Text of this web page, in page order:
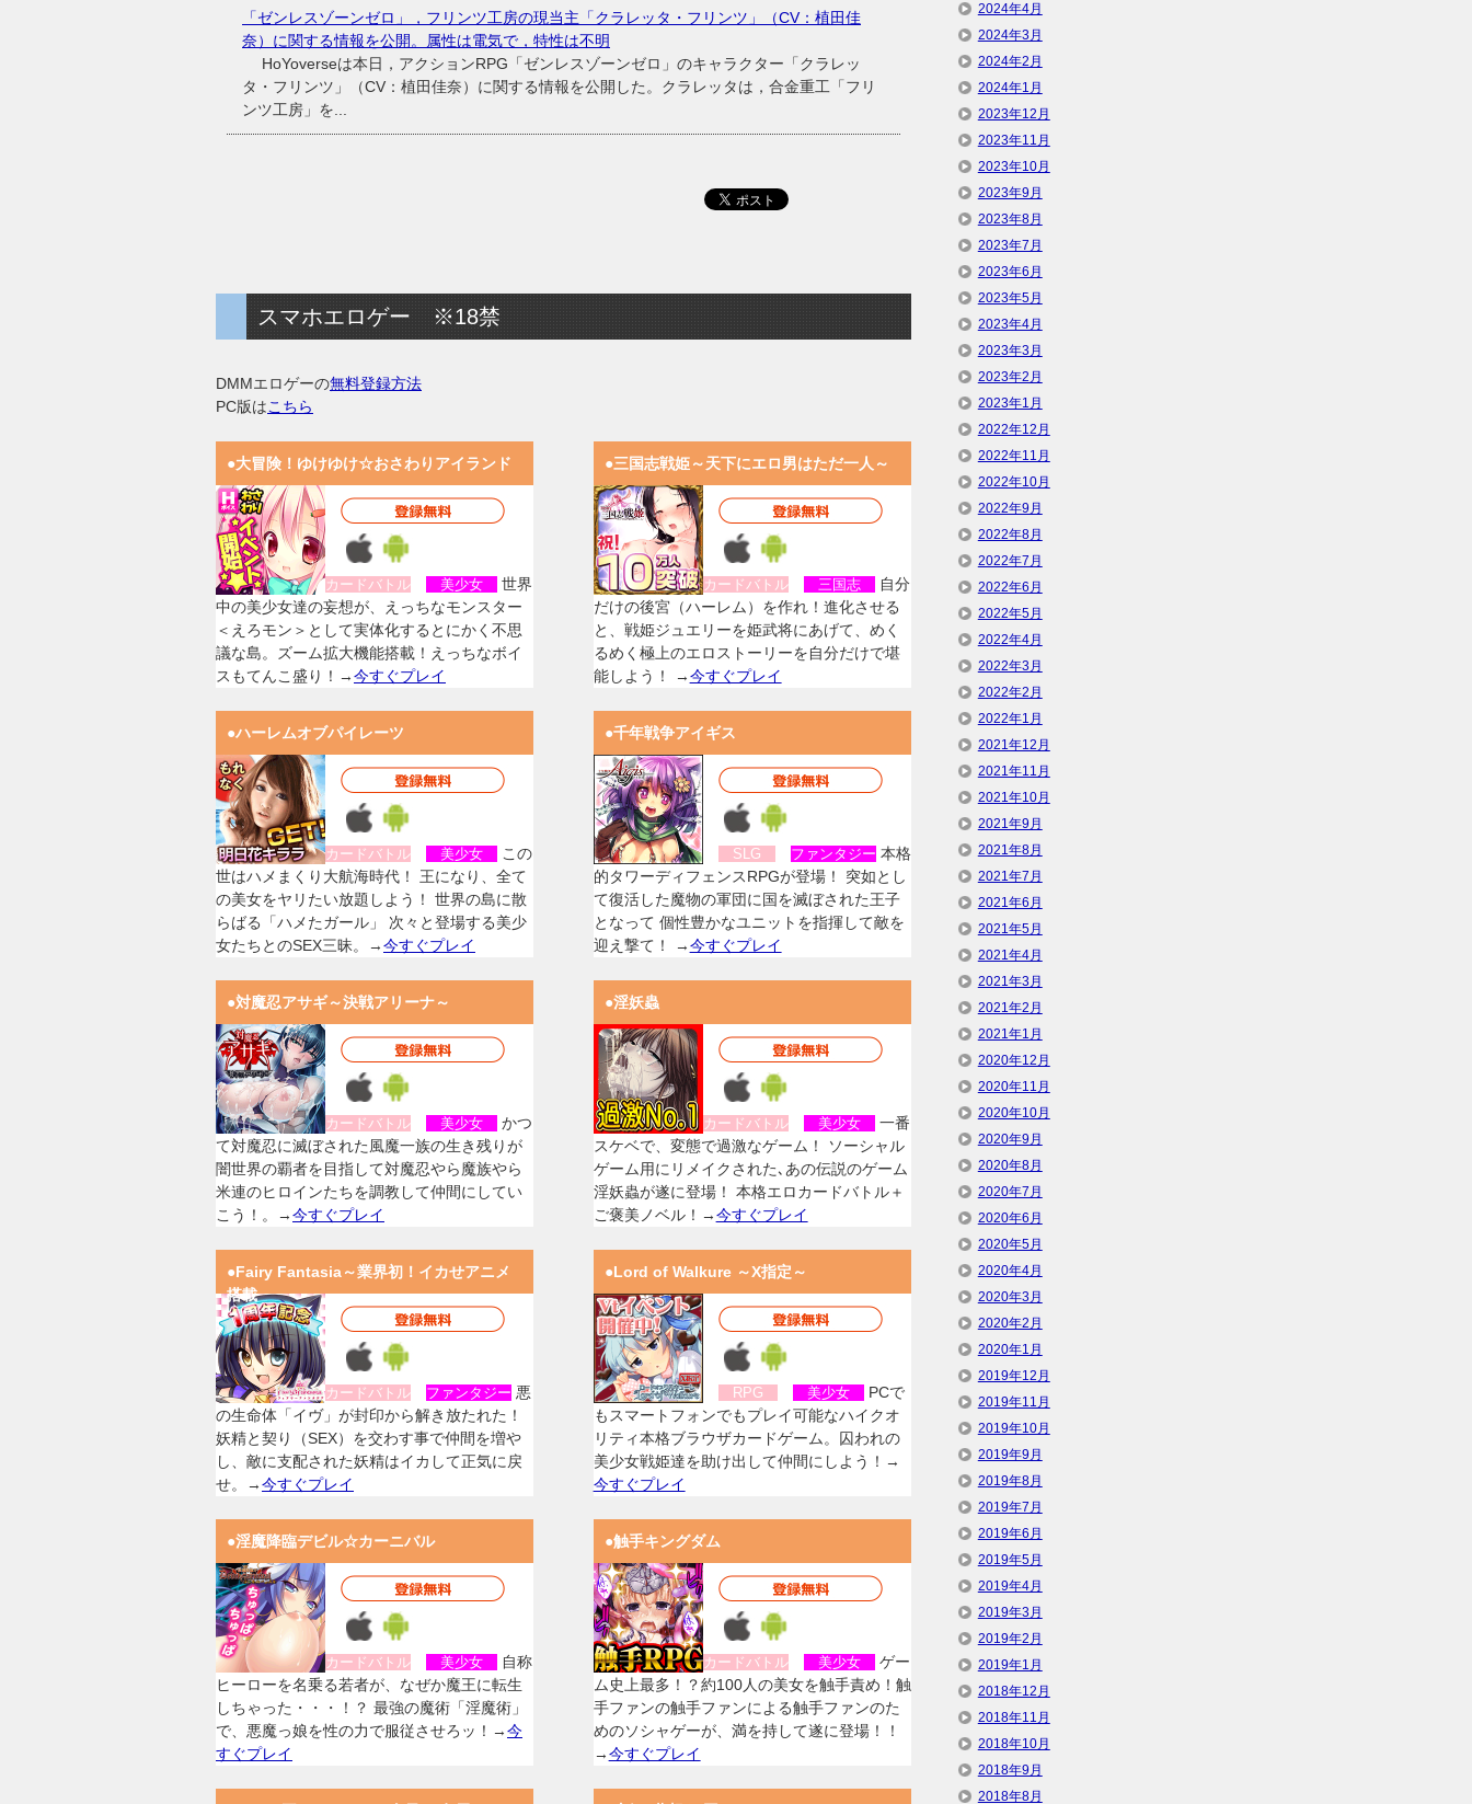
「ゼンレスゾーンゼロ」，フリンツ工房の現当主「クラレッタ・フリンツ」（CV：植田佳
奈）に関する情報を公開。属性は電気で，特性は不明
HoYoverseは本日，アクションRPG「ゼンレスゾーンゼロ」のキャラクター「クラレッ
タ・フリンツ」（CV：植田佳奈）に関する情報を公開した。クラレッタは，合金重工「フリ
ンツ工房」を...
スマホエロゲー ※18禁
DMMエロゲーの無料登録方法
PC版はこちら
●大冒険！ゆけゆけ☆おさわりアイランド
カードバトル 美少女
世界
中の美少女達の妄想が、えっちなモンスター
＜えろモン＞として実体化するとにかく不思
議な島。ズーム拡大機能搭載！えっちなボイ
スもてんこ盛り！→今すぐプレイ
●三国志戦姫～天下にエロ男はただ一人～
カードバトル 三国志
自分
だけの後宮（ハーレム）を作れ！進化させる
と、戦姫ジュエリーを姫武将にあげて、めく
るめく極上のエロストーリーを自分だけで堪
能しよう！ →今すぐプレイ
●ハーレムオブパイレーツ
カードバトル 美少女
この
世はハメまくり大航海時代！ 王になり、全て
の美女をヤリたい放題しよう！ 世界の島に散
らばる「ハメたガール」 次々と登場する美少
女たちとのSEX三昧。→今すぐプレイ
●千年戦争アイギス
SLG ファンタジー 本格
的タワーディフェンスRPGが登場！ 突如とし
て復活した魔物の軍団に国を滅ぼされた王子
となって 個性豊かなユニットを指揮して敵を
迎え撃て！ →今すぐプレイ
●対魔忍アサギ～決戦アリーナ～
カードバトル 美少女
かつ
て対魔忍に滅ぼされた風魔一族の生き残りが
闇世界の覇者を目指して対魔忍やら魔族やら
米連のヒロインたちを調教して仲間にしてい
こう！。→今すぐプレイ
●淫妖蟲
カードバトル 美少女
一番
スケベで、変態で過激なゲーム！ ソーシャル
ゲーム用にリメイクされた､あの伝説のゲーム
淫妖蟲が遂に登場！ 本格エロカードバトル＋
ご褒美ノベル！→今すぐプレイ
●Fairy Fantasia～業界初！イカせアニメ
搭載
カードバトル ファンタジー 悪
の生命体「イヴ」が封印から解き放たれた！
妖精と契り（SEX）を交わす事で仲間を増や
し、敵に支配された妖精はイカして正気に戻
せ。→今すぐプレイ
●Lord of Walkure ～X指定～
RPG 美少女
PCで
もスマートフォンでもプレイ可能なハイクオ
リティ本格ブラウザカードゲーム。囚われの
美少女戦姫達を助け出して仲間にしよう！→
今すぐプレイ
●淫魔降臨デビル☆カーニバル
カードバトル 美少女
自称
ヒーローを名乗る若者が、なぜか魔王に転生
しちゃった・・・！？ 最強の魔術「淫魔術」
で、悪魔っ娘を性の力で服従させろッ！→今
すぐプレイ
●触手キングダム
カードバトル 美少女
ゲー
ム史上最多！？約100人の美女を触手責め！触
手ファンの触手ファンによる触手ファンのた
めのソシャゲーが、満を持して遂に登場！！
→今すぐプレイ
2024年4月
2024年3月
2024年2月
2024年1月
2023年12月
2023年11月
2023年10月
2023年9月
2023年8月
2023年7月
2023年6月
2023年5月
2023年4月
2023年3月
2023年2月
2023年1月
2022年12月
2022年11月
2022年10月
2022年9月
2022年8月
2022年7月
2022年6月
2022年5月
2022年4月
2022年3月
2022年2月
2022年1月
2021年12月
2021年11月
2021年10月
2021年9月
2021年8月
2021年7月
2021年6月
2021年5月
2021年4月
2021年3月
2021年2月
2021年1月
2020年12月
2020年11月
2020年10月
2020年9月
2020年8月
2020年7月
2020年6月
2020年5月
2020年4月
2020年3月
2020年2月
2020年1月
2019年12月
2019年11月
2019年10月
2019年9月
2019年8月
2019年7月
2019年6月
2019年5月
2019年4月
2019年3月
2019年2月
2019年1月
2018年12月
2018年11月
2018年10月
2018年9月
2018年8月